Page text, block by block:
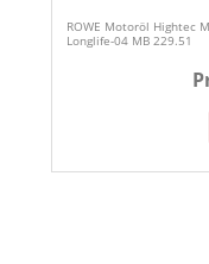
ROWE Motoröl Hightec
Longlife-04 MB 229.51